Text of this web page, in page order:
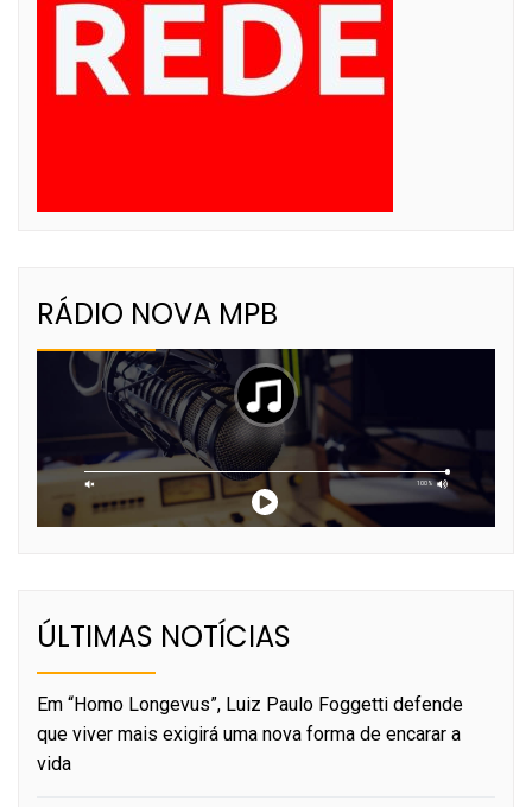
RÁDIO NOVA MPB
ÚLTIMAS NOTÍCIAS
Em “Homo Longevus”, Luiz Paulo Foggetti defende
que viver mais exigirá uma nova forma de encarar a
vida